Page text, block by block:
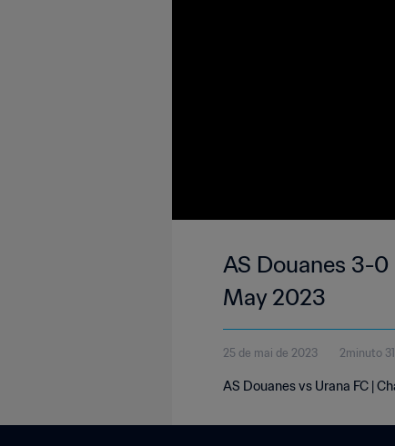
AS Douanes 3-
May 2023
25 de mai de 2023 2minuto
AS Douanes vs Urana FC |